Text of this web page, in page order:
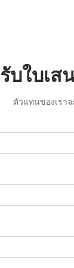
รับใบเส
ตัวแทนของเรา